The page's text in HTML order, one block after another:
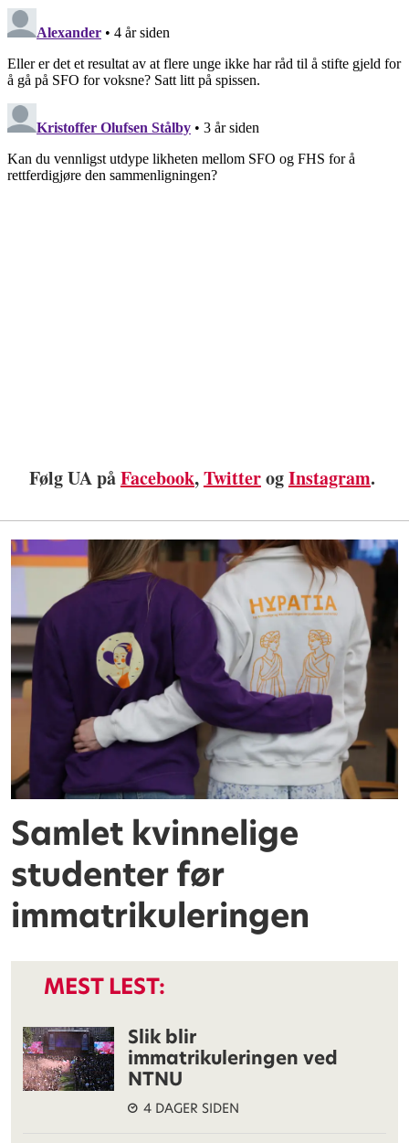
Følg UA påFacebook,TwitterogInstagram.
Samlet kvinnelige
studenter før
immatrikuleringen
MEST LEST:
Slik blir
immatrikuleringen ved
NTNU
4 DAGER SIDEN